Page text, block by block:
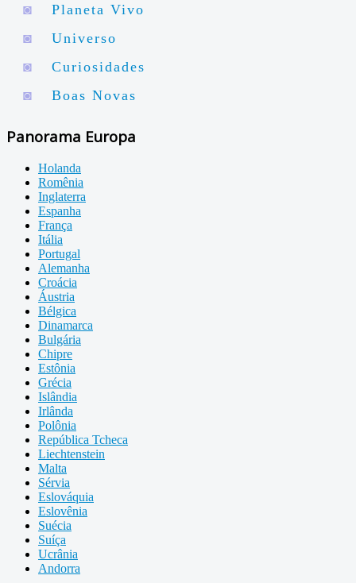
◙
Planeta Vivo
◙
Universo
◙
Curiosidades
◙
Boas Novas
Panorama Europa
Holanda
Romênia
Inglaterra
Espanha
França
Itália
Portugal
Alemanha
Croácia
Áustria
Bélgica
Dinamarca
Bulgária
Chipre
Estônia
Grécia
Islândia
Irlânda
Polônia
República Tcheca
Liechtenstein
Malta
Sérvia
Eslováquia
Eslovênia
Suécia
Suíça
Ucrânia
Andorra